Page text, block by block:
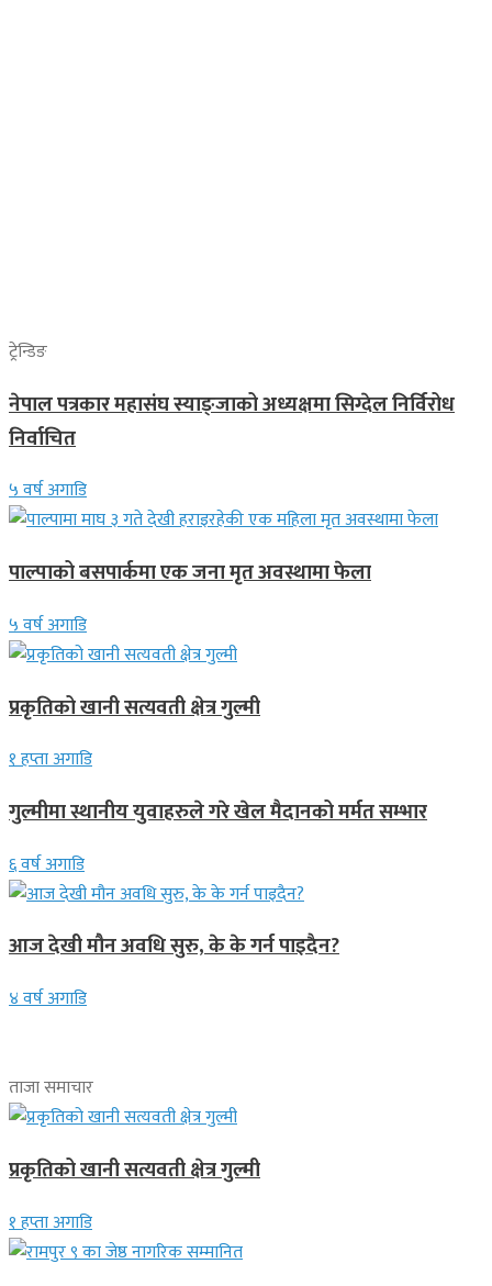
ट्रेन्डिङ
नेपाल पत्रकार महासंघ स्याङ्जाको अध्यक्षमा सिग्देल निर्विरोध
निर्वाचित
५ वर्ष अगाडि
पाल्पाको बसपार्कमा एक जना मृत अवस्थामा फेला
५ वर्ष अगाडि
प्रकृतिको खानी सत्यवती क्षेत्र गुल्मी
१ हप्ता अगाडि
गुल्मीमा स्थानीय युवाहरुले गरे खेल मैदानको मर्मत सम्भार
६ वर्ष अगाडि
आज देखी मौन अवधि सुरु, के के गर्न पाइदैन?
४ वर्ष अगाडि
ताजा समाचार
प्रकृतिको खानी सत्यवती क्षेत्र गुल्मी
१ हप्ता अगाडि